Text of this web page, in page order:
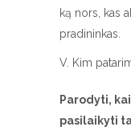
ką nors, kas
pradininkas.
V. Kim
Parodyti,
pasilaikyti